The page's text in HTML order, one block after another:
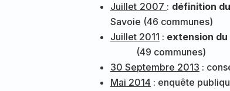
Juillet 2007 : définition
Savoie (46 communes)
Juillet 2011 : extension
(49 communes)
30 Septembre 2013 :
Mai 2014 : enquête